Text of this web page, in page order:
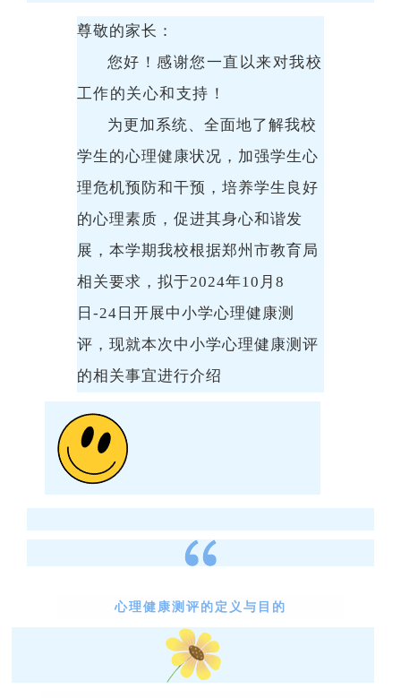
尊敬的家长：
您好！感谢您一直以来对我校
工作的关心和支持！
为更加系统、全面地了解我校
学生的心理健康状况，加强学生心
理危机预防和干预，培养学生良好
的心理素质，促进其身心和谐发
展，本学期我校根据郑州市教育局
相关要求，拟于2024年10 月 8
日 -24 日开展中小学心理健康测
评，现就本次中小学心理健康测评
的相关事宜进行介绍
心理健康测评的定义与目的